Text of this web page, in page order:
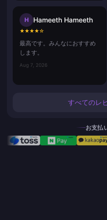
H Hameeth Hameeth
★★★★☆
最高です。みんなにおすすめ
します。
Aug 7, 2026
すべてのレ
お支払